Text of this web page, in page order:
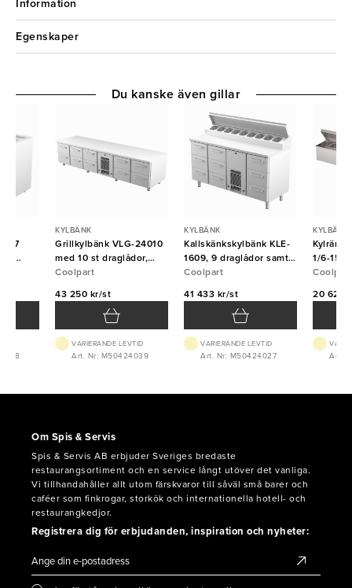
Information
Egenskaper
KYLBÄNK
Grillkylbänk VLG-24010
med 10 st draglådor,
2400x650x650,
Coolpart
43 250 kr/st
VARIERANDE LEVTID
Art. Nr: M50424039
KYLBÄNK
Kallskänkskylbänk KLE-
1609, 9 draglådor samt
kyld ränna för 9 st GN
Coolpart
Coolpart
41 433 kr/st
VARIERANDE LEVTID
Art. Nr: M50424027
KYLBÄNK
1/6-150
rostfri
Coolpart
Coolpart
20 625
Art.
Du kanske även gillar
Om Spis & Servis
Spis & Servis AB erbjuder Sveriges bredaste
restaurangsortiment och en service långt utöver det vanliga.
Vi tillhandahåller allt utom färskvaror till såväl små barer och
caféer som finkrogar, storkök och internationella hotell- och
restaurangkedjor.
Registrera dig för erbjudanden, inspiration och nyheter: